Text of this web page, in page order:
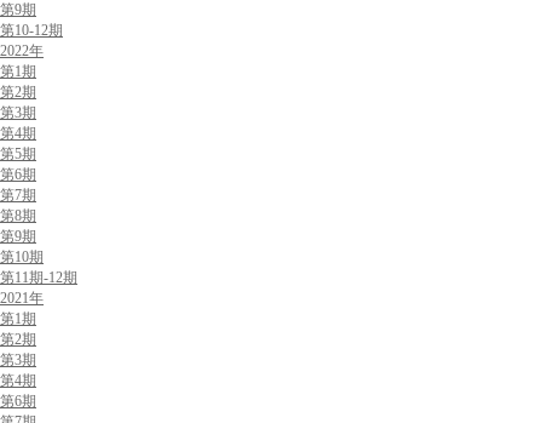
第9期
第10-12期
2022年
第1期
第2期
第3期
第4期
第5期
第6期
第7期
第8期
第9期
第10期
第11期-12期
2021年
第1期
第2期
第3期
第4期
第6期